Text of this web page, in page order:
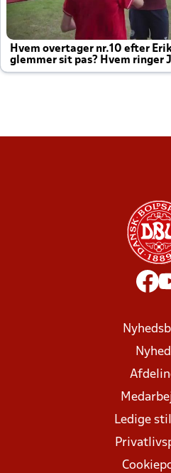
Hvem overtager nr.10 efter
glemmer sit pas? Hvem ringer
altid til efter kampe?
Ledige